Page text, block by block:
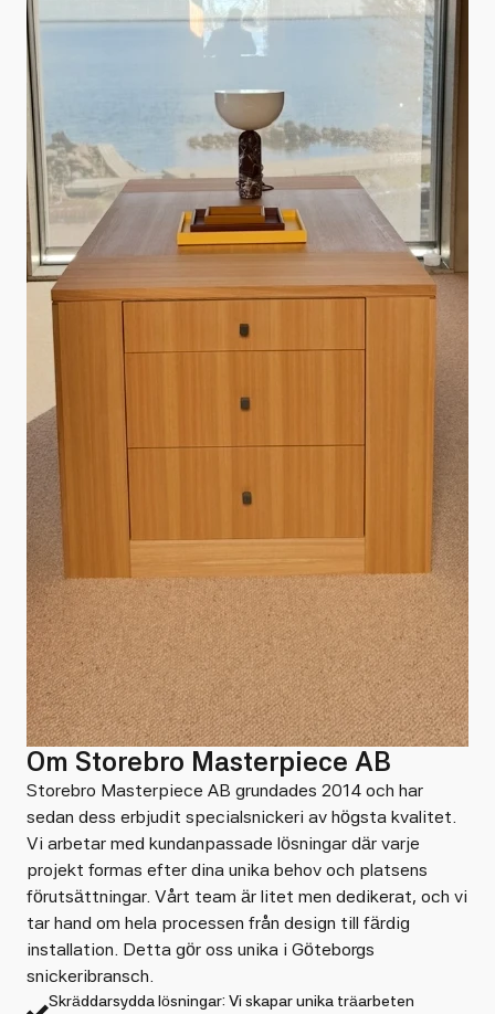
Om Storebro Masterpiece AB
Storebro Masterpiece AB grundades 2014 och har
sedan dess erbjudit specialsnickeri av högsta kvalitet.
Vi arbetar med kundanpassade lösningar där varje
projekt formas efter dina unika behov och platsens
förutsättningar. Vårt team är litet men dedikerat, och vi
tar hand om hela processen från design till färdig
installation. Detta gör oss unika i Göteborgs
snickeribransch.
Skräddarsydda lösningar: Vi skapar unika träarbeten